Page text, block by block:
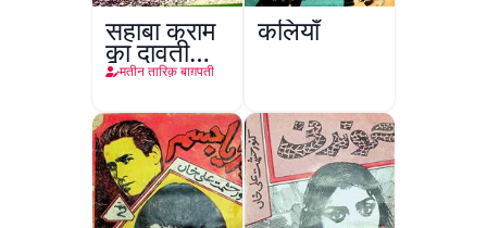
सहाबा कराम
का दावती
किरदार
मतीन तारिक़ बाग़पती
कलियाँ